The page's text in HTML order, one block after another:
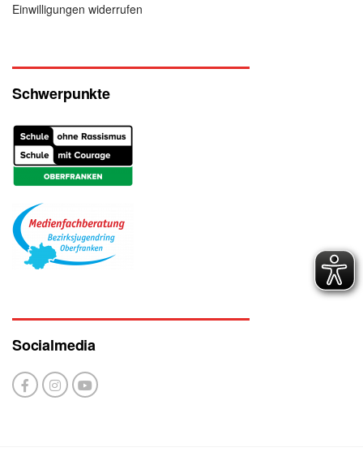
Einwilligungen widerrufen
Schwerpunkte
Socialmedia